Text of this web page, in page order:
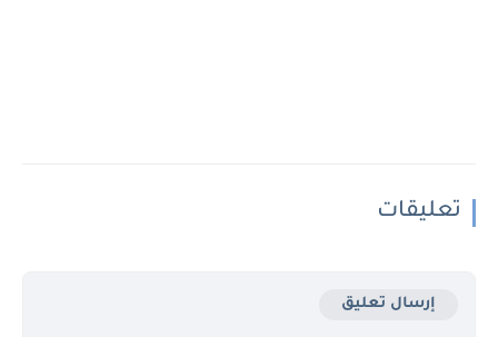
تعليقات
إرسال تعليق